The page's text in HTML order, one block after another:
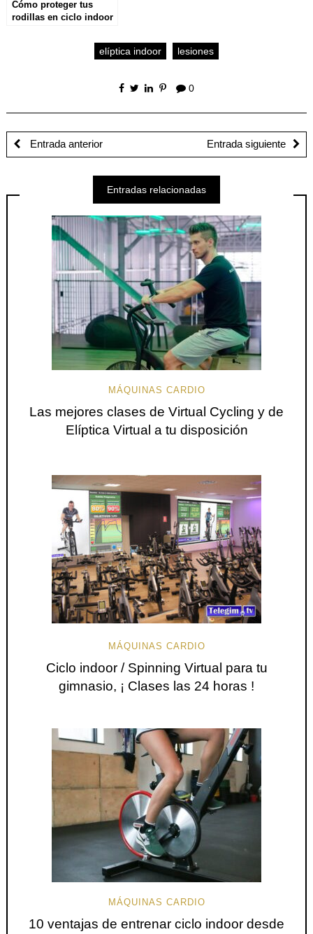
Cómo proteger tus
rodillas en ciclo indoor
elíptica indoor lesiones
0
Entrada anterior Entrada siguiente
Entradas relacionadas
MÁQUINAS CARDIO
Las mejores clases de Virtual Cycling y de
Elíptica Virtual a tu disposición
MÁQUINAS CARDIO
Ciclo indoor / Spinning Virtual para tu
gimnasio, ¡ Clases las 24 horas !
MÁQUINAS CARDIO
10 ventajas de entrenar ciclo indoor desde